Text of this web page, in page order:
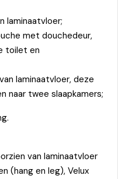
laminaatvloer;
met douchedeur,
toilet en
laminaatvloer, deze
naar twee slaapkamers;
van laminaatvloer
(hang en leg), Velux